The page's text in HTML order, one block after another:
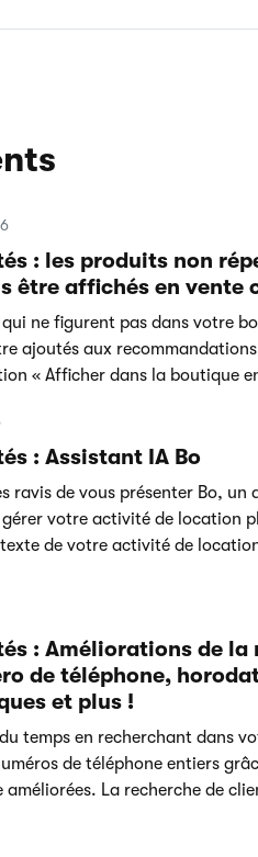
: les produits non
être affichés en vente
ne figurent pas dans votre
ajoutés aux
« Afficher dans la boutique
: Assistant IA Bo
ravis de vous présenter Bo, un
votre activité de location
de votre activité de
: Améliorations de
de téléphone,
et plus !
temps en recherchant dans
de téléphone entiers
améliorées. La recherche de